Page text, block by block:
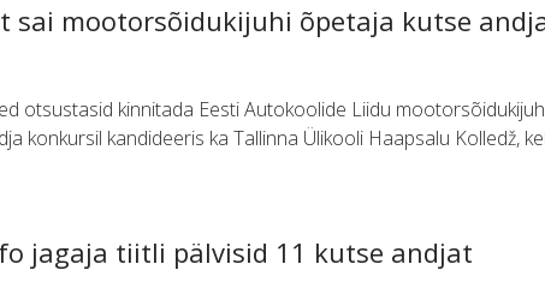
sai mootorsõidukijuhi õpetaja kutse
otsustasid kinnitada Eesti Autokoolide Liidu
konkursil kandideeris ka Tallinna Ülikooli Haapsalu Kolledž,
jagaja tiitli pälvisid 11 kutse andjat